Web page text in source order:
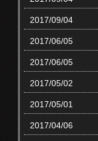
2017/09/04
2017/06/05
2017/06/05
2017/05/02
2017/05/01
2017/04/06